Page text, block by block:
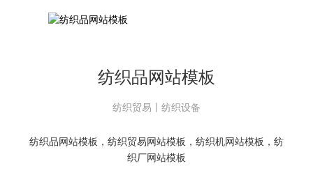
纺织品网站模板
纺织贸易丨纺织设备
纺织品网站模板，纺织贸易网站模板，纺织机网站模板，纺
织厂网站模板